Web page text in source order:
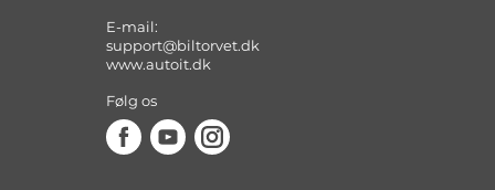
E-mail:
support@biltorvet.dk
www.autoit.dk
Følg os